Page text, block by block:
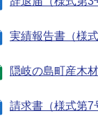
実績報告書（様
隠岐の島町産木
請求書（様式第7